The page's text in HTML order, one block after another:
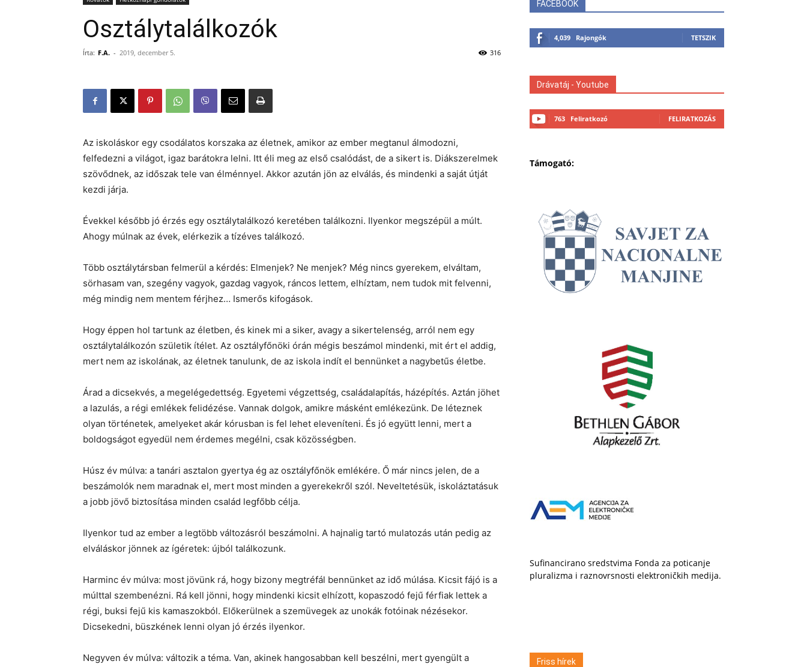
Osztálytalálkozók
Írta: F.A. - 2019, december 5. 316
Az iskoláskor egy csodálatos korszaka az életnek, amikor az ember megtanul álmodozni,
felfedezni a világot, igaz barátokra lelni. Itt éli meg az első csalódást, de a sikert is. Diákszerelmek
szövődnek, az időszak tele van élménnyel. Akkor azután jön az elválás, és mindenki a saját útját
kezdi járja.
Évekkel később jó érzés egy osztálytalálkozó keretében találkozni. Ilyenkor megszépül a múlt.
Ahogy múlnak az évek, elérkezik a tízéves találkozó.
Több osztálytársban felmerül a kérdés: Elmenjek? Ne menjek? Még nincs gyerekem, elváltam,
sörhasam van, szegény vagyok, gazdag vagyok, ráncos lettem, elhíztam, nem tudok mit felvenni,
még mindig nem mentem férjhez… Ismerős kifogások.
Hogy éppen hol tartunk az életben, és kinek mi a siker, avagy a sikertelenség, arról nem egy
osztálytalálkozón születik ítélet. Az osztályfőnöki órán mégis beszámol mindenki, mit ért el addig,
mert nem az iskolának, az életnek tanulunk, de az iskola indít el bennünket a nagybetűs életbe.
Árad a dicsekvés, a megelégedettség. Egyetemi végzettség, családalapítás, házépítés. Aztán jöhet
a lazulás, a régi emlékek felidézése. Vannak dolgok, amikre másként emlékezünk. De léteznek
olyan történetek, amelyeket akár kórusban is fel lehet eleveníteni. És jó együtt lenni, mert a
boldogságot egyedül nem érdemes megélni, csak közösségben.
Húsz év múlva: a tanári asztalon gyertya ég az osztályfőnök emlékére. Ő már nincs jelen, de a
beszámolók nem maradnak el, mert most minden a gyerekekről szól. Neveltetésük, iskoláztatásuk
a jobb jövő biztosítása minden család legfőbb célja.
Ilyenkor tud az ember a legtöbb változásról beszámolni. A hajnalig tartó mulatozás után pedig az
elváláskor jönnek az ígéretek: újból találkozunk.
Harminc év múlva: most jövünk rá, hogy bizony megtréfál bennünket az idő múlása. Kicsit fájó is a
múlttal szembenézni. Rá kell jönni, hogy mindenki kicsit elhízott, kopaszodó fejű férfiak lettek a
régi, buksi fejű kis kamaszokból. Előkerülnek a szemüvegek az unokák fotóinak nézésekor.
Dicsekedni, büszkének lenni olyan jó érzés ilyenkor.
Negyven év múlva: változik a téma. Van, akinek hangosabban kell beszélni, mert gyengült a
FACEBOOK
4,039 Rajongók TETSZIK
Drávatáj - Youtube
763 Feliratkozó FELIRATKOZÁS
Támogató:
Sufinancirano sredstvima Fonda za poticanje
pluralizma i raznovrsnosti elektroničkih medija.
Friss hírek